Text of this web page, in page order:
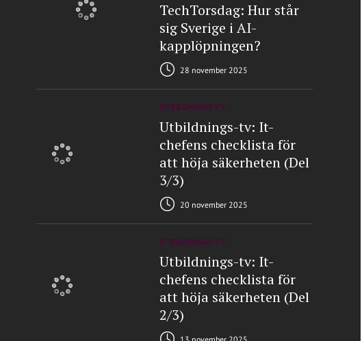
TechTorsdag: Hur står
sig Sverige i AI-
kapplöpningen?
28 november 2025
UTBILDNINGS-TV
Utbildnings-tv: It-
chefens checklista för
att höja säkerheten (Del
3/3)
20 november 2025
UTBILDNINGS-TV
Utbildnings-tv: It-
chefens checklista för
att höja säkerheten (Del
2/3)